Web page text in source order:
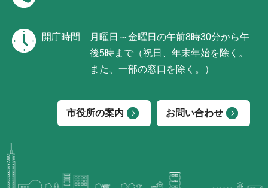
開庁時間
月曜日～金曜日の午前8時30分から午
後5時まで（祝日、年末年始を除く。
また、一部の窓口を除く。）
市役所の案内 お問い合わせ